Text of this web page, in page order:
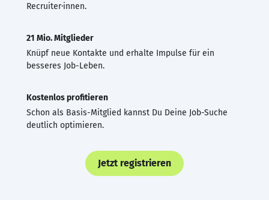
Recruiter·innen.
21 Mio. Mitglieder
Knüpf neue Kontakte und erhalte Impulse für ein
besseres Job-Leben.
Kostenlos profitieren
Schon als Basis-Mitglied kannst Du Deine Job-Suche
deutlich optimieren.
Jetzt registrieren